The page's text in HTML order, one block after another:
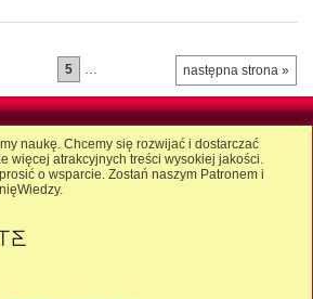
następna strona »
5 …
naukę. Chcemy się rozwijać i dostarczać
więcej atrakcyjnych treści wysokiej jakości.
o wsparcie. Zostań naszym Patronem i